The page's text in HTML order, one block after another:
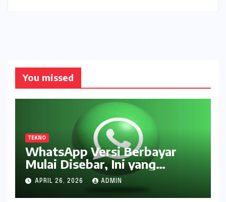
You missed
TEKNO
WhatsApp Versi Berbayar
Mulai Disebar, Ini yang
Didapat Pengguna
APRIL 26, 2026 ADMIN